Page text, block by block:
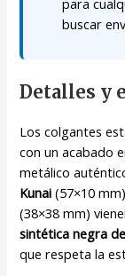
buscar
Detalles y
Los colgantes
con un acabado
metálico
Kunai (57×10
(38×38 mm)
sintética negra
que respeta la